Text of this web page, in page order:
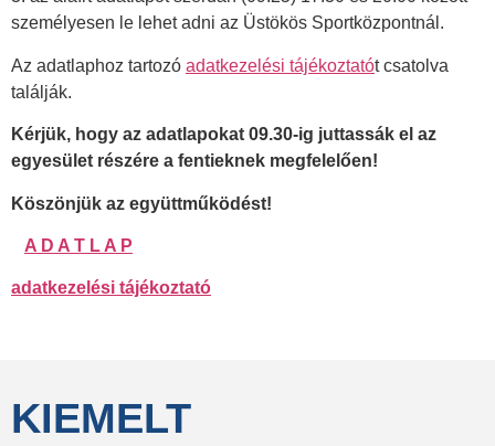
személyesen le lehet adni az Üstökös Sportközpontnál.
Az adatlaphoz tartozó adatkezelési tájékoztatót csatolva
találják.
Kérjük, hogy az adatlapokat 09.30-ig juttassák el az
egyesület részére a fentieknek megfelelően!
Köszönjük az együttműködést!
A D A T L A P
adatkezelési tájékoztató
KIEMELT